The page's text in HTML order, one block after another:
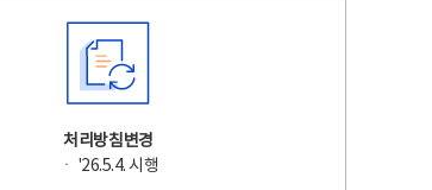
처리방침변경
ㆍ '26.5.4. 시행